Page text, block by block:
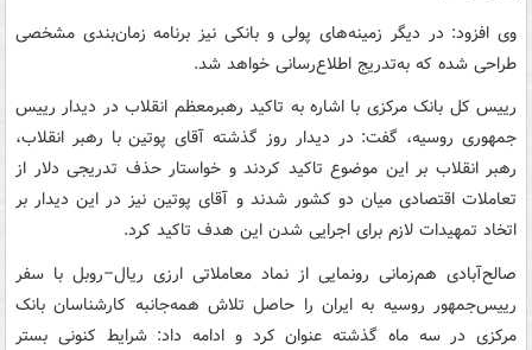
وی افزود: در دیگر زمینه‌های پولی و بانکی نیز برنامه زمان‌بندی مشخصی
طراحی شده که به‌تدریج اطلاع‌رسانی خواهد شد.
رییس کل بانک مرکزی با اشاره به تاکید رهبرمعظم انقلاب در دیدار رییس
جمهوری روسیه، گفت: در دیدار روز گذشته آقای پوتین با رهبر انقلاب،
رهبر انقلاب بر این موضوع تاکید کردند و خواستار حذف تدریجی دلار از
تعاملات اقتصادی میان دو کشور شدند و آقای پوتین نیز در این دیدار بر
اتخاد تمهیدات لازم برای اجرایی شدن این هدف تاکید کرد.
صالح‌آبادی هم‌زمانی رونمایی از نماد معاملاتی ارزی ریال–روبل با سفر
رییس‌جمهور روسیه به ایران را حاصل تلاش همه‌جانبه کارشناسان بانک
مرکزی در سه ماه گذشته عنوان کرد و ادامه داد: شرایط کنونی بستر